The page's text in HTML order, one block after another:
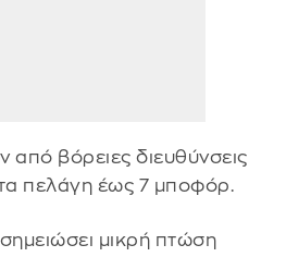
από βόρειες διευθύνσεις
πελάγη έως 7 μποφόρ.
μικρή πτώση